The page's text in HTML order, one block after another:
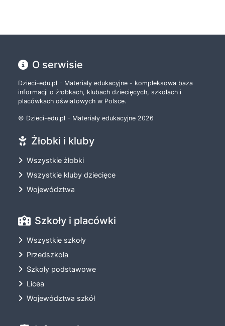
O serwisie
Dzieci-edu.pl - Materiały edukacyjne - kompleksowa baza
informacji o żłobkach, klubach dziecięcych, szkołach i
placówkach oświatowych w Polsce.
© Dzieci-edu.pl - Materiały edukacyjne 2026
Żłobki i kluby
Wszystkie żłobki
Wszystkie kluby dziecięce
Województwa
Szkoły i placówki
Wszystkie szkoły
Przedszkola
Szkoły podstawowe
Licea
Województwa szkół